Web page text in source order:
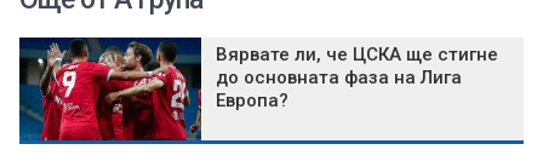
Вярвате ли, че ЦСКА ще стигне
до основната фаза на Лига
Европа?